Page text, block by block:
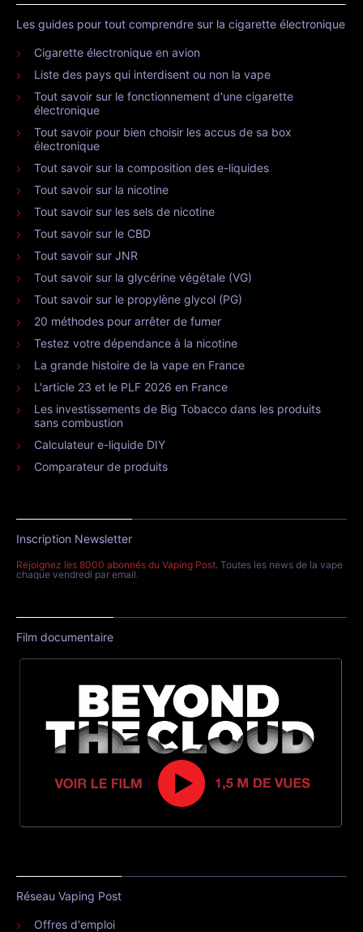
Les guides pour tout comprendre sur la cigarette électronique
Cigarette électronique en avion
Liste des pays qui interdisent ou non la vape
Tout savoir sur le fonctionnement d'une cigarette
électronique
Tout savoir pour bien choisir les accus de sa box
électronique
Tout savoir sur la composition des e-liquides
Tout savoir sur la nicotine
Tout savoir sur les sels de nicotine
Tout savoir sur le CBD
Tout savoir sur JNR
Tout savoir sur la glycérine végétale (VG)
Tout savoir sur le propylène glycol (PG)
20 méthodes pour arrêter de fumer
Testez votre dépendance à la nicotine
La grande histoire de la vape en France
L'article 23 et le PLF 2026 en France
Les investissements de Big Tobacco dans les produits
sans combustion
Calculateur e-liquide DIY
Comparateur de produits
Inscription Newsletter
Rejoignez les 8000 abonnés du Vaping Post. Toutes les news de la vape
chaque vendredi par email.
Film documentaire
Réseau Vaping Post
Offres d'emploi